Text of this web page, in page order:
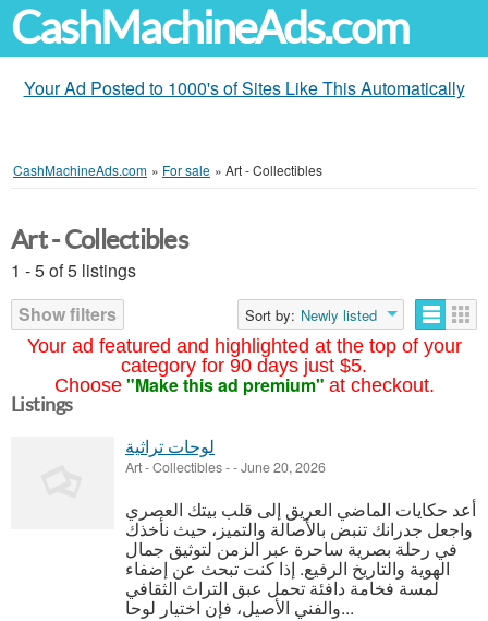
CashMachineAds.com
Your Ad Posted to 1000's of Sites Like This Automatically
CashMachineAds.com » For sale » Art - Collectibles
Your ad featured and highlighted at the top of your
category for 90 days just $5.
Choose "Make this ad premium" at checkout.
Art - Collectibles
1 - 5 of 5 listings
Show filters
Sort by: Newly listed
Listings
لوحات تراثية
Art - Collectibles--June 20, 2026
أعد حكايات الماضي العريق إلى قلب بيتك العصري
واجعل جدرانك تنبض بالأصالة والتميز، حيث نأخذك
في رحلة بصرية ساحرة عبر الزمن لتوثيق جمال
الهوية والتاريخ الرفيع. إذا كنت تبحث عن إضفاء
لمسة فخامة دافئة تحمل عبق التراث الثقافي
والفني الأصيل، فإن اختيار لوحا...